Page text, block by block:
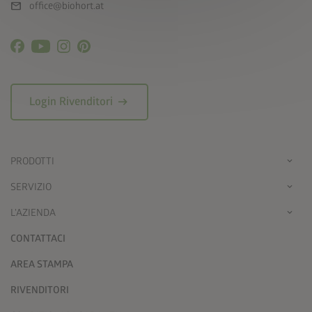
mail office@biohort.at
Login Rivenditori arrow_right_alt
PRODOTTI
SERVIZIO
L'AZIENDA
CONTATTACI
AREA STAMPA
RIVENDITORI